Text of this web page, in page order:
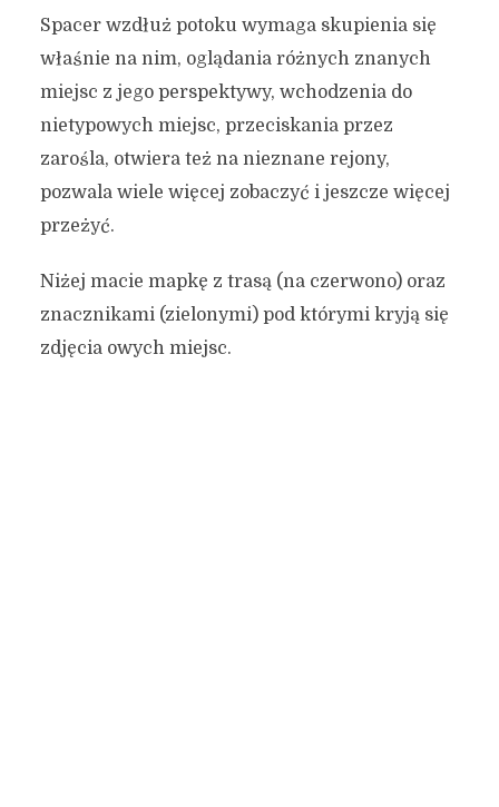
Spacer wzdłuż potoku wymaga skupienia się
właśnie na nim, oglądania różnych znanych
miejsc z jego perspektywy, wchodzenia do
nietypowych miejsc, przeciskania przez
zarośla, otwiera też na nieznane rejony,
pozwala wiele więcej zobaczyć i jeszcze więcej
przeżyć.
Niżej macie mapkę z trasą (na czerwono) oraz
znacznikami (zielonymi) pod którymi kryją się
zdjęcia owych miejsc.